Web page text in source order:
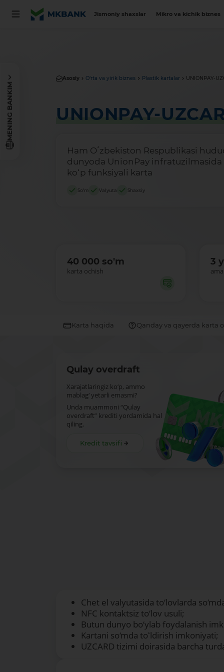
Jismoniy shaxslar Mikro va kichik biznes
MENING BANKIM
Asosiy O‘rta va yirik biznes Plastik kartalar UNIONPAY-
UNIONPAY-
Ham Oʻzbekiston Respublikasi
dunyoda UnionPay
ko‘p funksiyali karta
So'm Valyuta Shaxsiy
40 000 so'm
karta ochish
3
Karta haqida Qanday va qayerda karta
Qulay overdraft
Xarajatlaringiz ko‘p, ammo
mablag‘ yetarli emasmi?
Unda muammoni “Qulay
overdraft” krediti yordamida hal
qiling.
Kredit tavsifi
Chet el valyutasida to‘lovlarda
NFC kontaktsiz to‘lov usuli;
Butun dunyo bo‘ylab foydalanish
Kartani so‘mda toʻldirish imkoniyati;
UZCARD tizimi doirasida barcha